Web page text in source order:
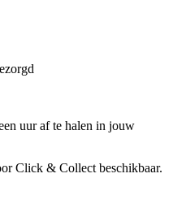
uur af te halen in jouw
Click & Collect beschikbaar.